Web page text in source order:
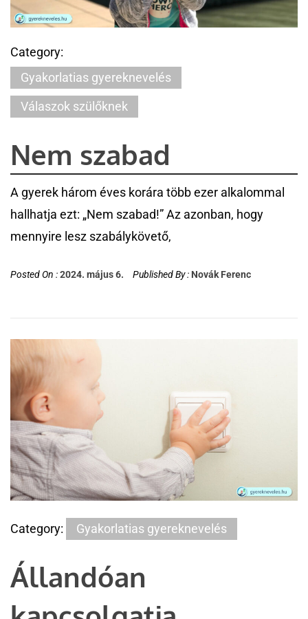
Category:
Gyakorlatias gyereknevelés
Válaszok szülőknek
Nem szabad
A gyerek három éves korára több ezer alkalommal
hallhatja ezt: „Nem szabad!” Az azonban, hogy
mennyire lesz szabálykövető,
Posted On :2024. május 6. Published By : Novák Ferenc
Category: Gyakorlatias gyereknevelés
Állandóan